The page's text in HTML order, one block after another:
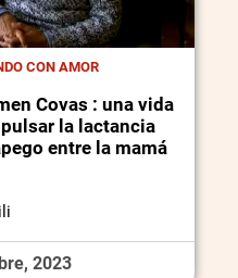
CON AMOR
Covas : una vida
la lactancia
entre la mamá
2023